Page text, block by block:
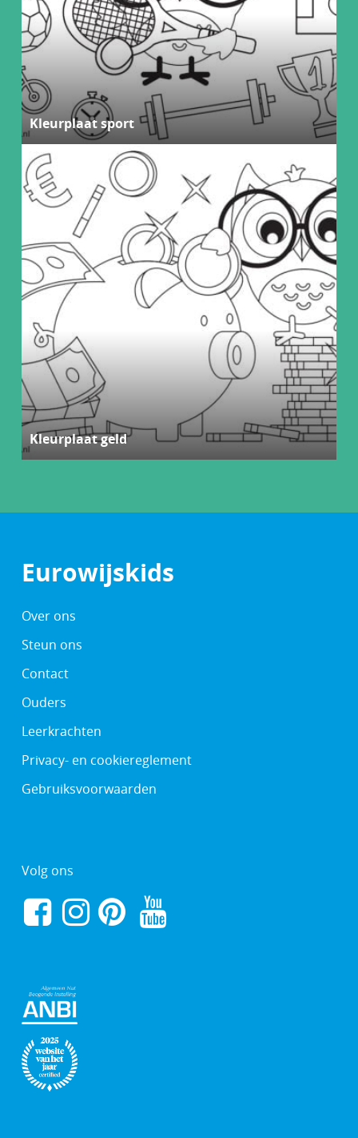
Kleurplaat sport
Kleurplaat geld
Eurowijskids
Over ons
Steun ons
Contact
Ouders
Leerkrachten
Privacy- en cookiereglement
Gebruiksvoorwaarden
Volg ons